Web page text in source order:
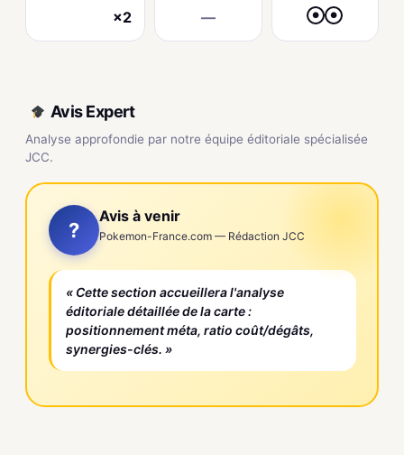
×2 — ● ●
Avis Expert
Analyse approfondie par notre équipe éditoriale spécialisée
JCC.
?
Avis à venir
Pokemon-France.com — Rédaction JCC
« Cette section accueillera l'analyse
éditoriale détaillée de la carte :
positionnement méta, ratio coût/dégâts,
synergies-clés. »